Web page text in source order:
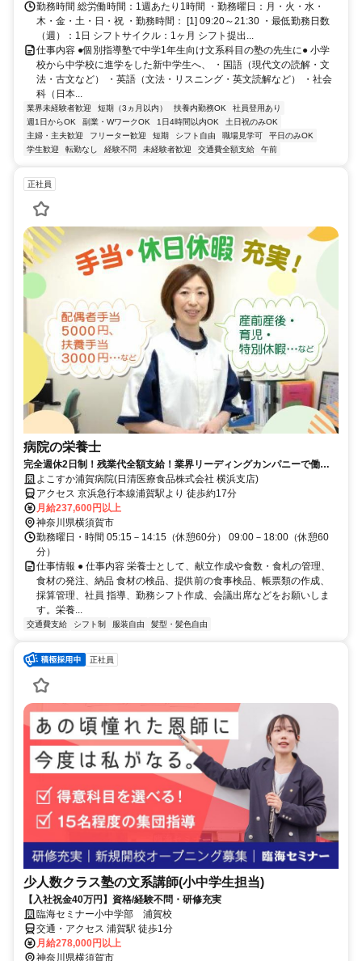
勤務時間 総労働時間：1週あたり1時間 ・勤務曜日：月・火・水・
木・金・土・日・祝 ・勤務時間： [1] 09:20～21:30 ・最低勤務日数
（週）：1日 シフトサイクル：1ヶ月 シフト提出...
仕事内容 ●個別指導塾で中学1年生向け文系科目の塾の先生に● 小学
校から中学校に進学をした新中学生へ、 ・国語（現代文の読解・文
法・古文など） ・英語（文法・リスニング・英文読解など） ・社会
科（日本...
業界未経験者歓迎 短期（3ヵ月以内） 扶養内勤務OK
社員登用あり
週1日からOK
副業・WワークOK 1日4時間以内OK
土日祝のみOK
主婦・主夫歓迎
フリーター歓迎 短期 シフト自由 職場見学可
平日のみOK
学生歓迎
転勤なし 経験不問 未経験者歓迎 交通費全額支給 午前
正社員
病院の栄養士
完全週休2日制！残業代全額支給！業界リーディングカンパニーで働き
ませんか？！
よこすか浦賀病院(日清医療食品株式会社 横浜支店)
アクセス 京浜急行本線浦賀駅より 徒歩約17分
月給237,600円以上
神奈川県横須賀市
勤務曜日・時間 05:15－14:15（休憩60分） 09:00－18:00（休憩60
分）
仕事情報 ● 仕事内容 栄養士として、献立作成や食数・食札の管理、
食材の発注、納品 食材の検品、提供前の食事検品、帳票類の作成、
採算管理、社員 指導、勤務シフト作成、会議出席などをお願いしま
す。栄養...
交通費支給 シフト制 服装自由 髪型・髪色自由
正社員
少人数クラス塾の文系講師(小中学生担当)
【入社祝金40万円】資格/経験不問・研修充実
臨海セミナー小中学部 浦賀校
交通・アクセス 浦賀駅 徒歩1分
月給278,000円以上
神奈川県横須賀市